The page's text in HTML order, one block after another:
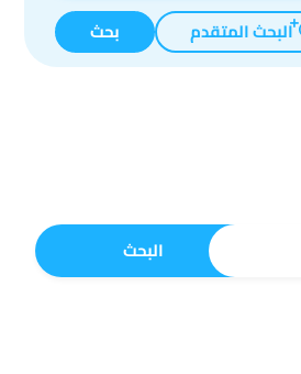
البحث المتقدم بحث
البحث